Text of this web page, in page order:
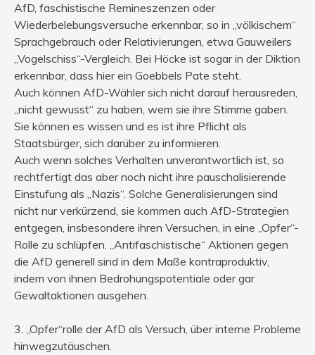
AfD, faschistische Remineszenzen oder
Wiederbelebungsversuche erkennbar, so in „völkischem“
Sprachgebrauch oder Relativierungen, etwa Gauweilers
„Vogelschiss“-Vergleich. Bei Höcke ist sogar in der Diktion
erkennbar, dass hier ein Goebbels Pate steht.
Auch können AfD-Wähler sich nicht darauf herausreden,
„nicht gewusst“ zu haben, wem sie ihre Stimme gaben.
Sie können es wissen und es ist ihre Pflicht als
Staatsbürger, sich darüber zu informieren.
Auch wenn solches Verhalten unverantwortlich ist, so
rechtfertigt das aber noch nicht ihre pauschalisierende
Einstufung als „Nazis“. Solche Generalisierungen sind
nicht nur verkürzend, sie kommen auch AfD-Strategien
entgegen, insbesondere ihren Versuchen, in eine „Opfer“-
Rolle zu schlüpfen. „Antifaschistische“ Aktionen gegen
die AfD generell sind in dem Maße kontraproduktiv,
indem von ihnen Bedrohungspotentiale oder gar
Gewaltaktionen ausgehen.
3. „Opfer“rolle der AfD als Versuch, über interne Probleme
hinwegzutäuschen.